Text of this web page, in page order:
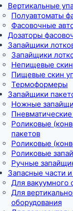
Вертикальные
Полуавтоматы
Фасовочные
Дозаторы
Запайщики
Запайщики
Непищевые
Пищевые скин
Термоформеры
Запайщики
Ножные
Роликовые
пакетов
Роликовые
Роликовые
Ручные
Запасные части
Для вакуумного
Для
оборудования